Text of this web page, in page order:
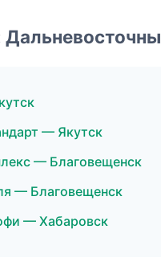
— Якутск
— Благовещенск
— Благовещенск
— Хабаровск